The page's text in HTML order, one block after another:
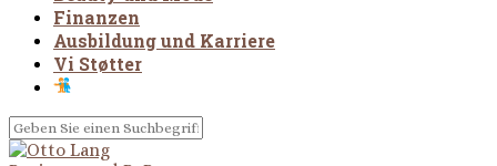
Finanzen
Ausbildung und Karriere
Vi Støtter